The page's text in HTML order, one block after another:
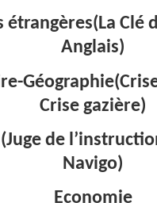
étrangères(La Clé
Anglais)
Crise gazière)
de
Navigo)
Economie